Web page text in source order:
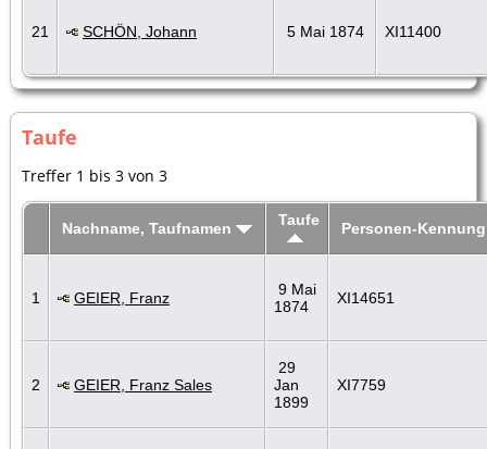
21 SCHÖN, Johann 5 Mai 1874 XI11400
Taufe
Treffer 1 bis 3 von 3
Nachname, Taufnamen Taufe Personen-Kennung
1 GEIER, Franz
9 Mai
1874
XI14651
2 GEIER, Franz Sales
29
Jan
1899
XI7759